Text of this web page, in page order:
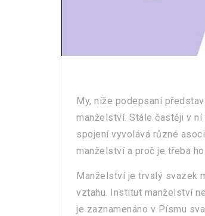
My, níže podepsaní
manželství. Stále častěji v
spojení vyvolává různé
manželství a proč je třeba
Manželství je trvalý svazek
vztahu. Institut manželství
je zaznamenáno v Písmu